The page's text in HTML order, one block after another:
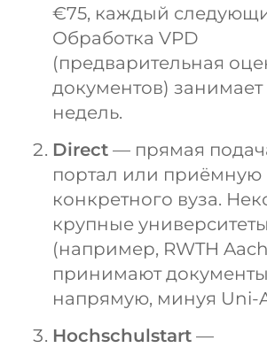
€75, каждый
Обработка VPD
(предварительная
документов) занимает
недель.
Direct — прямая
портал или
конкретного вуза.
крупные университеты
(например, RWTH
принимают документы
напрямую, минуя Uni-
Hochschulstart —